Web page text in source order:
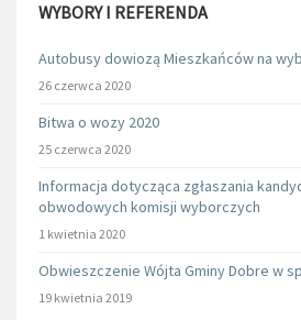
WYBORY I REFERENDA
Autobusy dowiozą Mieszkańców na
26 czerwca 2020
Bitwa o wozy 2020
25 czerwca 2020
Informacja dotycząca zgłaszania
obwodowych komisji wyborczych
1 kwietnia 2020
Obwieszczenie Wójta Gminy Dobre w
19 kwietnia 2019